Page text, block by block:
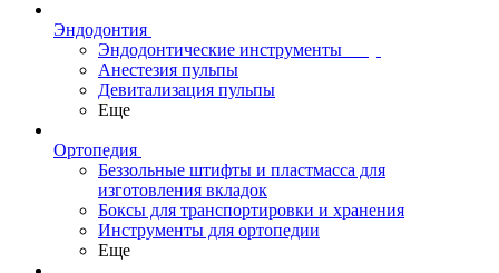
Эндодонтия
Эндодонтические инструменты
Анестезия пульпы
Девитализация пульпы
Еще
Ортопедия
Беззольные штифты и пластмасса для
изготовления вкладок
Боксы для транспортировки и хранения
Инструменты для ортопедии
Еще